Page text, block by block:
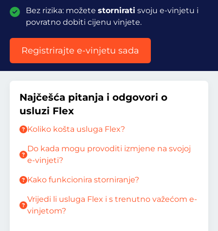
Bez rizika: možete stornirati svoju e-vinjetu i
povratno dobiti cijenu vinjete.
Registrirajte e-vinjetu sada
Najčešća pitanja i odgovori o
usluzi Flex
Koliko košta usluga Flex?
Do kada mogu provoditi izmjene na svojoj
e-vinjeti?
Kako funkcionira storniranje?
Vrijedi li usluga Flex i s trenutno važećom e-
vinjetom?